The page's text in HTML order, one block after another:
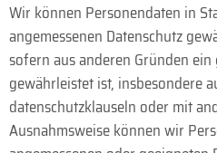
Wir können Personen­daten in
angemessenen Daten­schutz
sofern aus anderen Gründen
gewähr­leistet ist, ins­besondere
datenschutz­klauseln oder mit
Ausnahms­weise können wir